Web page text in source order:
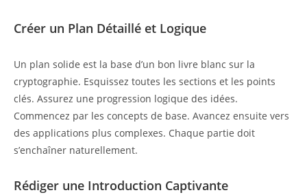
Créer un Plan Détaillé et Logique
Un plan solide est la base d’un bon livre blanc sur la
cryptographie. Esquissez toutes les sections et les points
clés. Assurez une progression logique des idées.
Commencez par les concepts de base. Avancez ensuite vers
des applications plus complexes. Chaque partie doit
s’enchaîner naturellement.
Rédiger une Introduction Captivante